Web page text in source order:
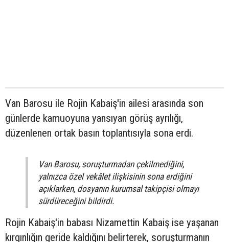
Van Barosu ile Rojin Kabaiş'in ailesi arasında son
günlerde kamuoyuna yansıyan görüş ayrılığı,
düzenlenen ortak basın toplantısıyla sona erdi.
Van Barosu, soruşturmadan çekilmediğini,
yalnızca özel vekâlet ilişkisinin sona erdiğini
açıklarken, dosyanın kurumsal takipçisi olmayı
sürdüreceğini bildirdi.
Rojin Kabaiş'in babası Nizamettin Kabaiş ise yaşanan
kırgınlığın geride kaldığını belirterek, soruşturmanın